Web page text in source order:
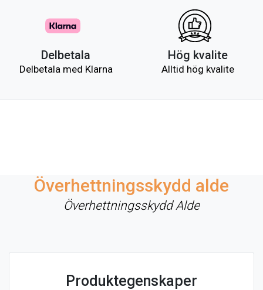
Delbetala
Delbetala med Klarna
Hög kvalite
Alltid hög kvalite
Överhettningsskydd alde
Överhettningsskydd Alde
Produktegenskaper